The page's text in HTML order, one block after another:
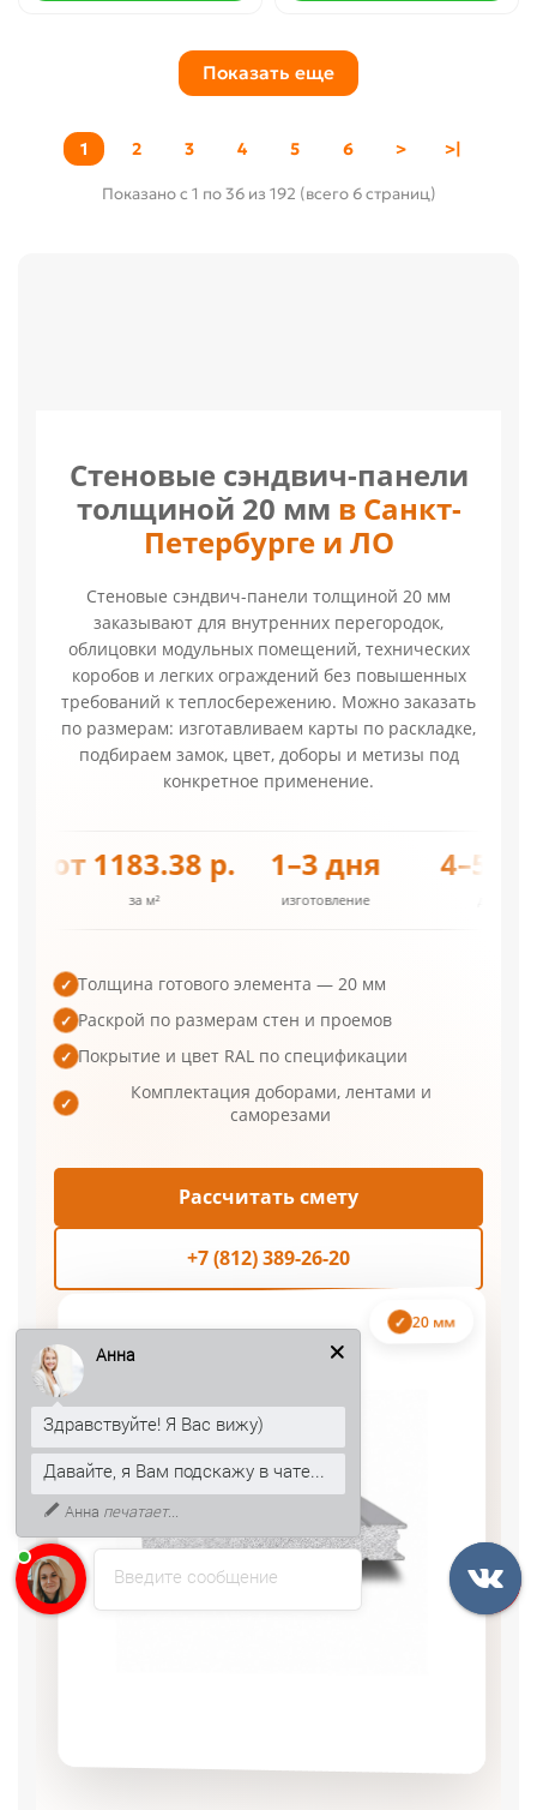
Показать еще
1 2 3 4 5 6 > >|
Показано с 1 по 36 из 192 (всего 6 страниц)
Стеновые сэндвич-панели
толщиной 20 мм в Санкт-
Петербурге и ЛО
Стеновые сэндвич-панели толщиной 20 мм
заказывают для внутренних перегородок,
облицовки модульных помещений, технических
коробов и легких ограждений без повышенных
требований к теплосбережению. Можно заказать
по размерам: изготавливаем карты по раскладке,
подбираем замок, цвет, доборы и метизы под
конкретное применение.
от 1183.38 р.
за м²
1–3 дня
изготовление
4–5
✓ Толщина готового элемента — 20 мм
✓ Раскрой по размерам стен и проемов
✓ Покрытие и цвет RAL по спецификации
✓
Комплектация доборами, лентами и
саморезами
Рассчитать смету
+7 (812) 389-26-20
Введите сообщение
Анна
Здравствуйте! Я Вас вижу)
Давайте, я Вам подскажу в чате...
К тому же, могу рассказать, как
получить скидку 5% на первый
заказ.